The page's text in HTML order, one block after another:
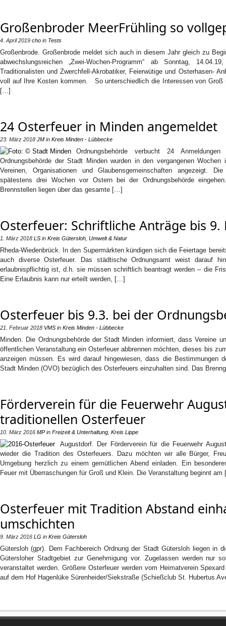
Großenbroder MeerFrühling so
4. April 2019 cho in Tests
Großenbrode. Großenbrode meldet sich auch in diesem Jahr gleich zu
abwechslungsreichen „Zwei-Wochen-Programm“ ab Sonntag,
Traditionalisten und Zwerchfell-Akrobatiker, Feierwütige und Osterhasen-
voll auf Ihre Kosten kommen. So unterschiedlich die Interessen von Groß
[…]
24 Osterfeuer in Minden angemeldet
23. März 2018 JM in Kreis Minden - Lübbecke
Ordnungsbehörde verbucht 24
Ordnungsbehörde der Stadt Minden wurden in den vergangenen
Vereinen, Organisationen und Glaubensgemeinschaften angezeigt.
spätestens drei Wochen vor Ostern bei der Ordnungsbehörde
Brennstellen liegen über das gesamte […]
Osterfeuer: Schriftliche Anträge bis 9.
1. März 2018 LS in Kreis Gütersloh Umwelt & Natur
Rheda-Wiedenbrück. In den Supermärkten kündigen sich die Feiertage
auch diverse Osterfeuer. Das städtische Ordnungsamt weist darauf
erlaubnispflichtig ist, d.h. sie müssen schriftlich beantragt werden – die
Eine Erlaubnis kann nur erteilt werden, […]
Osterfeuer bis 9.3. bei der
21. Februar 2018 VMS in Kreis Minden - Lübbecke
Minden. Die Ordnungsbehörde der Stadt Minden informiert, dass Vereine
öffentlichen Veranstaltung ein Osterfeuer abbrennen möchten, dieses bis
anzeigen müssen. Es wird darauf hingewiesen, dass die Bestimmungen
Stadt Minden (OVO) bezüglich des Osterfeuers einzuhalten sind. Das
Förderverein für die Feuerwehr
traditionellen Osterfeuer
10. März 2016 MPin Freizeit & Unterhaltung Kreis Lippe
Augustdorf. Der Förderverein für die Feuerwehr
wieder die Tradition des Osterfeuers. Dazu möchten wir alle Bürger,
Umgebung herzlich zu einem gemütlichen Abend einladen. Ein
Feuer mit Überraschungen für Groß und Klein. Die Veranstaltung beginnt
Osterfeuer mit Tradition Abstand
umschichten
9. März 2016 LG in Kreis Gütersloh
Gütersloh (gpr). Dem Fachbereich Ordnung der Stadt Gütersloh liegen in
Gütersloher Stadtgebiet zur Genehmigung vor. Zugelassen werden nur
veranstaltet werden. Größere Osterfeuer werden vom Heimatverein
auf dem Hof Hagenlüke Sürenheider/Siekstraße (Schießclub St. Hubertus